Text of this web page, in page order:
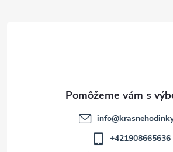
info@
+421908665636